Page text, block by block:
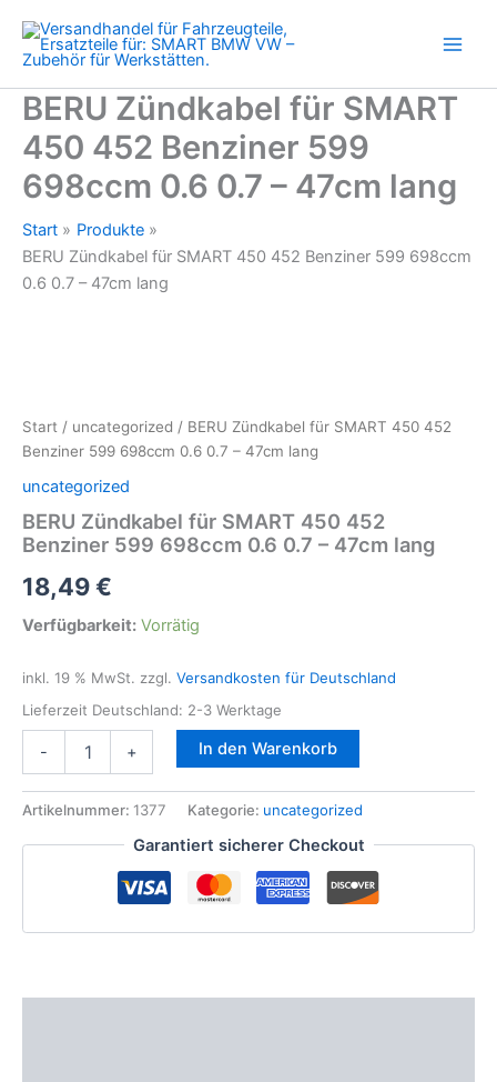
Inhalt
springen
BERU Zündkabel für SMART
450 452 Benziner 599
698ccm 0.6 0.7 – 47cm lang
Start
Produkte
BERU Zündkabel für SMART 450 452 Benziner 599 698ccm
0.6 0.7 – 47cm lang
Start / uncategorized / BERU Zündkabel für SMART 450 452
Benziner 599 698ccm 0.6 0.7 – 47cm lang
uncategorized
BERU Zündkabel für SMART 450 452
Benziner 599 698ccm 0.6 0.7 – 47cm lang
18,49€
Verfügbarkeit: Vorrätig
inkl. 19 % MwSt. zzgl. Versandkosten für Deutschland
Lieferzeit Deutschland: 2-3 Werktage
-
Zündkabel
SMART
452
0.6
+ In den Warenkorb
Artikelnummer: 1377 Kategorie: uncategorized
Garantiert sicherer Checkout
Benziner
599
698ccm
0.6
0.7
-
47cm
lang